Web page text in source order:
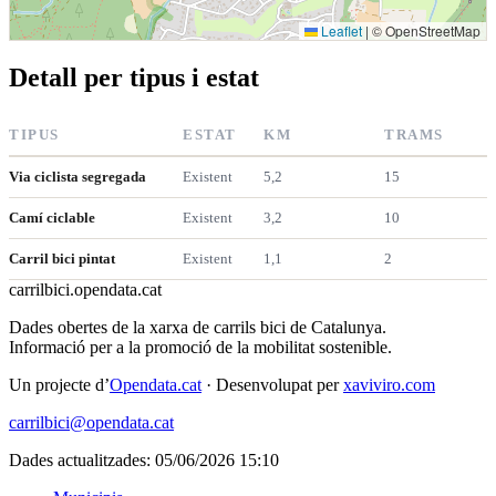
Leaflet | © OpenStreetMap
Detall per tipus i estat
TIPUS ESTAT KM TRAMS
Via ciclista segregada Existent 5,2 15
Camí ciclable Existent 3,2 10
Carril bici pintat Existent 1,1 2
carrilbici.opendata.cat
Dades obertes de la xarxa de carrils bici de Catalunya.
Informació per a la promoció de la mobilitat sostenible.
Un projecte d’Opendata.cat · Desenvolupat perxaviviro.com
carrilbici@opendata.cat
Dades actualitzades: 05/06/2026 15:10